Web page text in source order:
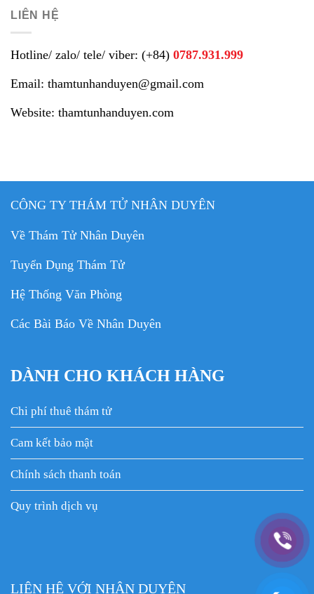
LIÊN HỆ
Hotline/ zalo/ tele/ viber: (+84) 0787.931.999
Email: thamtunhanduyen@gmail.com
Website: thamtunhanduyen.com
CÔNG TY THÁM TỬ NHÂN DUYÊN
Về Thám Tử Nhân Duyên
Tuyển Dụng Thám Tử
Hệ Thống Văn Phòng
Các Bài Báo Về Nhân Duyên
DÀNH CHO KHÁCH HÀNG
Chi phí thuê thám tử
Cam kết bảo mật
Chính sách thanh toán
Quy trình dịch vụ
LIÊN HỆ VỚI NHÂN DUYÊN